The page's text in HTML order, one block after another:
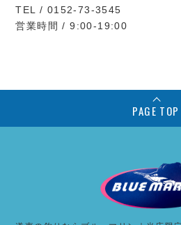
TEL / 0152-73-3545
営業時間 / 9:00-19:00
PAGE TOP